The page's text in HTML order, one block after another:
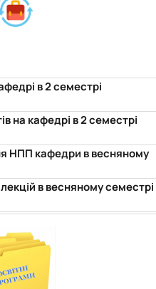
гуртка
гуртка
в 2 семестрі
на кафедрі в 2 семестрі
НПП кафедри в весняному
в весняному семестрі